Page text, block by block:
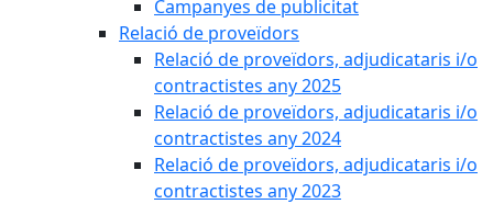
Campanyes de publicitat
Relació de proveïdors
Relació de proveïdors, adjudicataris i/o
contractistes any 2025
Relació de proveïdors, adjudicataris i/o
contractistes any 2024
Relació de proveïdors, adjudicataris i/o
contractistes any 2023